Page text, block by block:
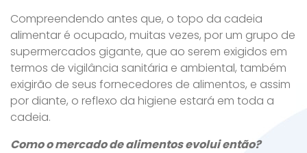
Compreendendo antes que, o topo da cadeia
alimentar é ocupado, muitas vezes, por um grupo de
supermercados gigante, que ao serem exigidos em
termos de vigilância sanitária e ambiental, também
exigirão de seus fornecedores de alimentos, e assim
por diante, o reflexo da higiene estará em toda a
cadeia.
Como o mercado de alimentos evolui então?